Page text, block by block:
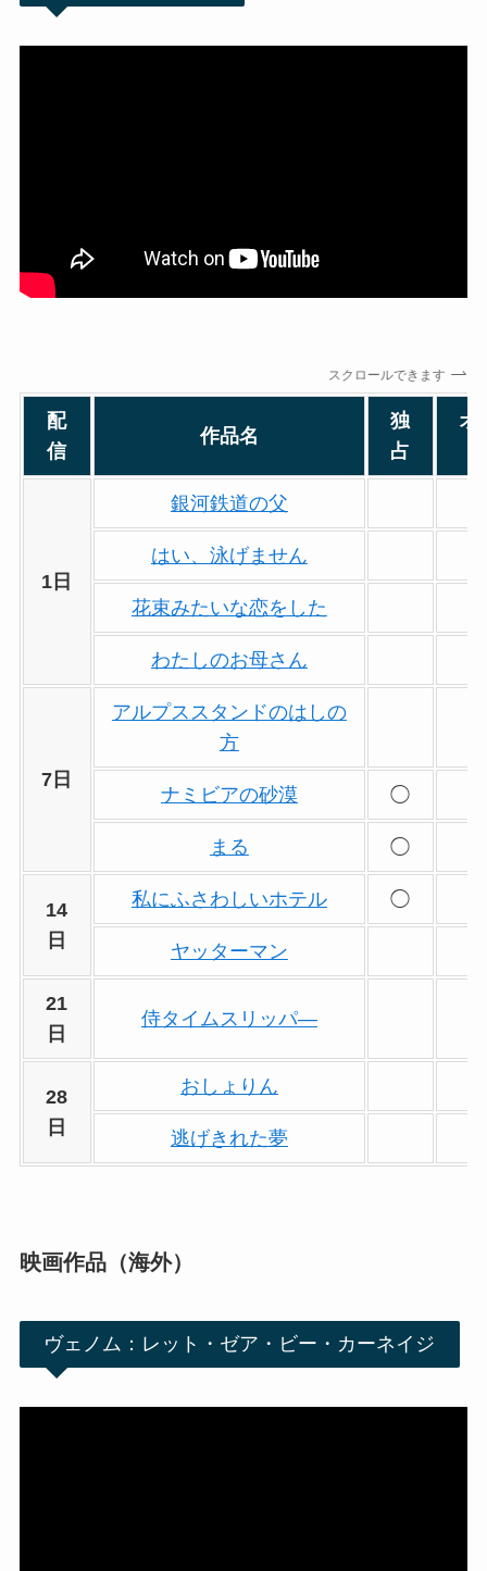
スクロールできます
配
信
作品名
独
占
オ
1日
銀河鉄道の父
はい、泳げません
花束みたいな恋をした
わたしのお母さん
7日
アルプススタンドのはしの
方
ナミビアの砂漠 ◯
まる ◯
14
日
私にふさわしいホテル ◯
ヤッターマン
21
日
侍タイムスリッパ―
28
日
おしょりん
逃げきれた夢
映画作品（海外）
ヴェノム：レット・ゼア・ビー・カーネイジ